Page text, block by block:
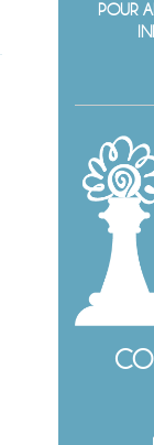
POUR